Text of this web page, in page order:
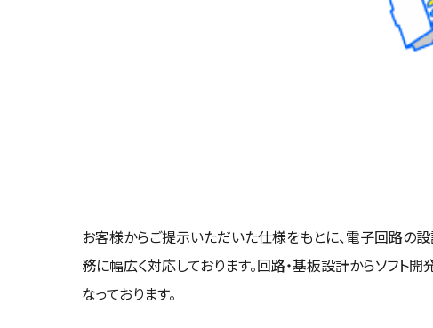
お客様からご提示いただいた仕様をもとに、電子回路の設
務に幅広く対応しております。回路・基板設計からソフ
なっております。